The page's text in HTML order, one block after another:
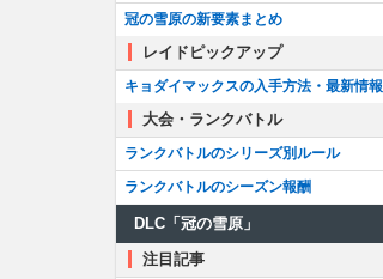
冠の雪原の新要素まとめ
レイドピックアップ
キョダイマックスの入手方法・最新情報
大会・ランクバトル
ランクバトルのシリーズ別ルール
ランクバトルのシーズン報酬
DLC「冠の雪原」
注目記事